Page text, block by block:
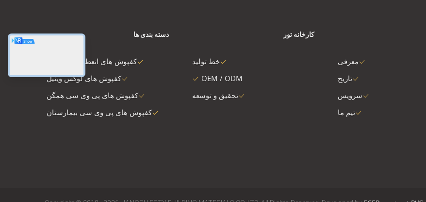
دسته بندی ها
کفپوش های انعطاف پذیر PVC
کفپوش های لوکس وینیل
کفپوش های پی وی سی همگن
کفپوش های پی وی سی بیمارستان
کارخانه تور
خط تولید
OEM / ODM
تحقیق و توسعه
معرفی
تاریخ
سرویس
تیم ما